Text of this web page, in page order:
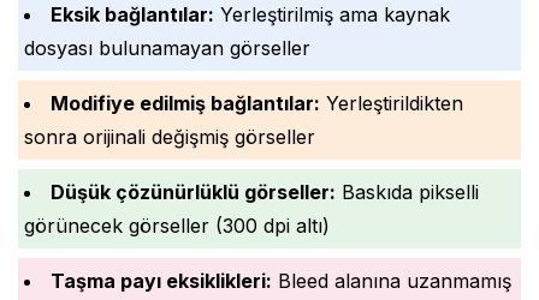
Eksik bağlantılar: Yerleştirilmiş ama kaynak
dosyası bulunamayan görseller
Modifiye edilmiş bağlantılar: Yerleştirildikten
sonra orijinali değişmiş görseller
Düşük çözünürlüklü görseller: Baskıda pikselli
görünecek görseller (300 dpi altı)
Taşma payı eksiklikleri: Bleed alanına uzanmamış